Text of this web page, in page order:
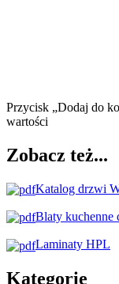
Przycisk „Dodaj do
wartości
Zobacz też...
Katalog drzwi
Blaty kuchenne
Laminaty HPL
Kategorie